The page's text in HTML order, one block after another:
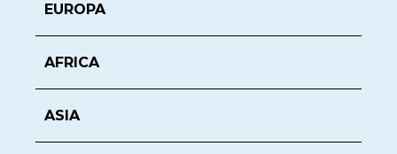
EUROPA
AFRICA
ASIA